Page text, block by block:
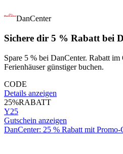
DanCenter
Sichere dir 5 % Rabatt bei
Spare 5 % bei DanCenter. Rabatt
Ferienhäuser günstiger buchen.
CODE
Details anzeigen
25%RABATT
Y25
Gutschein anzeigen
DanCenter: 25 % Rabatt mit Promo-